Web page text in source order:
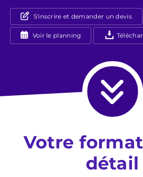
S'inscrire et demander un devis
Voir le planning
Votre
détail